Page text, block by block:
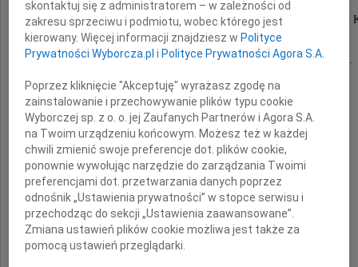
byłego wieloletniego Dyrektora
Wojewódzkiego Inspektoratu Weterynarii z siedzibą w
Odszedł od nas ceniony i wspaniały Człowiek.
Pogrążonej w żałobie
Rodzinie i Bliskim
składam wyrazy szczerego współczucia
skontaktuj się z administratorem – w zależności od
zakresu sprzeciwu i podmiotu, wobec którego jest
kierowany. Więcej informacji znajdziesz w Polityce
Prywatności Wyborcza.pl i Polityce Prywatności Agora S.A.
Poprzez kliknięcie "Akceptuję" wyrażasz zgodę na
zainstalowanie i przechowywanie plików typu cookie
Wyborczej sp. z o. o. jej Zaufanych Partnerów i Agora S.A.
na Twoim urządzeniu końcowym. Możesz też w każdej
chwili zmienić swoje preferencje dot. plików cookie,
ponownie wywołując narzędzie do zarządzania Twoimi
preferencjami dot. przetwarzania danych poprzez
odnośnik „Ustawienia prywatności” w stopce serwisu i
przechodząc do sekcji „Ustawienia zaawansowane”.
Zmiana ustawień plików cookie możliwa jest także za
pomocą ustawień przeglądarki.